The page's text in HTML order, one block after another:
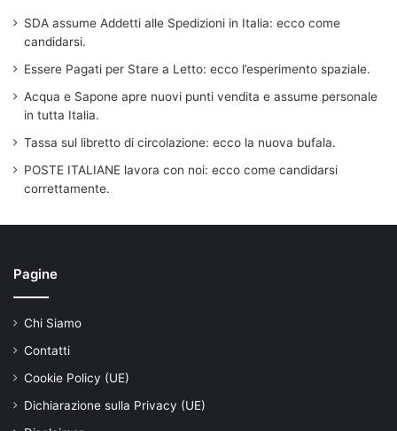
SDA assume Addetti alle Spedizioni in Italia: ecco come
candidarsi.
Essere Pagati per Stare a Letto: ecco l’esperimento spaziale.
Acqua e Sapone apre nuovi punti vendita e assume personale
in tutta Italia.
Tassa sul libretto di circolazione: ecco la nuova bufala.
POSTE ITALIANE lavora con noi: ecco come candidarsi
correttamente.
Pagine
Chi Siamo
Contatti
Cookie Policy (UE)
Dichiarazione sulla Privacy (UE)